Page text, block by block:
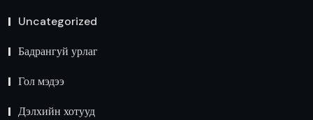
Uncategorized
Бадрангуй урлаг
Гол мэдээ
Дэлхийн хотууд